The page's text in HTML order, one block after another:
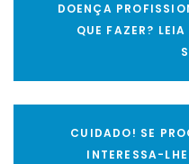
DOENÇA
QUE FAZER?
CUIDADO! SE
INTERESSA-